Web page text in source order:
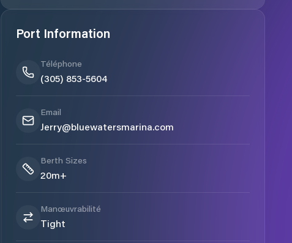
Port Information
Téléphone
(305) 853-5604
Email
Jerry@bluewatersmarina.com
Berth Sizes
20m+
Manœuvrabilité
Tight